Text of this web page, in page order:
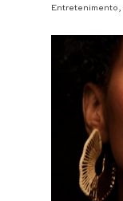
Entretenimento ,